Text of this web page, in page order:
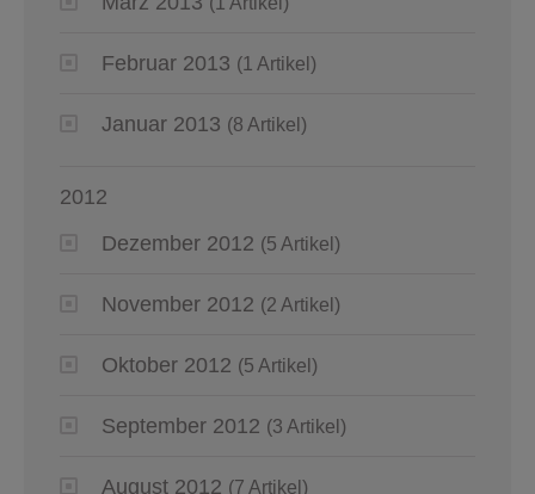
Februar 2013 (1 Artikel)
Januar 2013 (8 Artikel)
2012
Dezember 2012 (5 Artikel)
November 2012 (2 Artikel)
Oktober 2012 (5 Artikel)
September 2012 (3 Artikel)
August 2012 (7 Artikel)